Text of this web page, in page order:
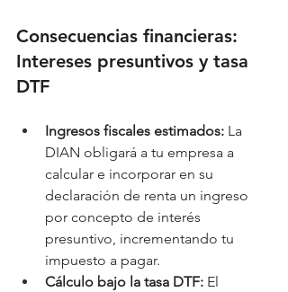
Consecuencias financieras:
Intereses presuntivos y tasa
DTF
Ingresos fiscales estimados: La
DIAN obligará a tu empresa a
calcular e incorporar en su
declaración de renta un ingreso
por concepto de interés
presuntivo, incrementando tu
impuesto a pagar.
Cálculo bajo la tasa DTF: El